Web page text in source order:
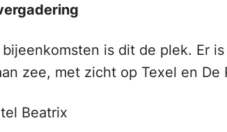
is dit de plek. Er
zee, met zicht op Texel en De